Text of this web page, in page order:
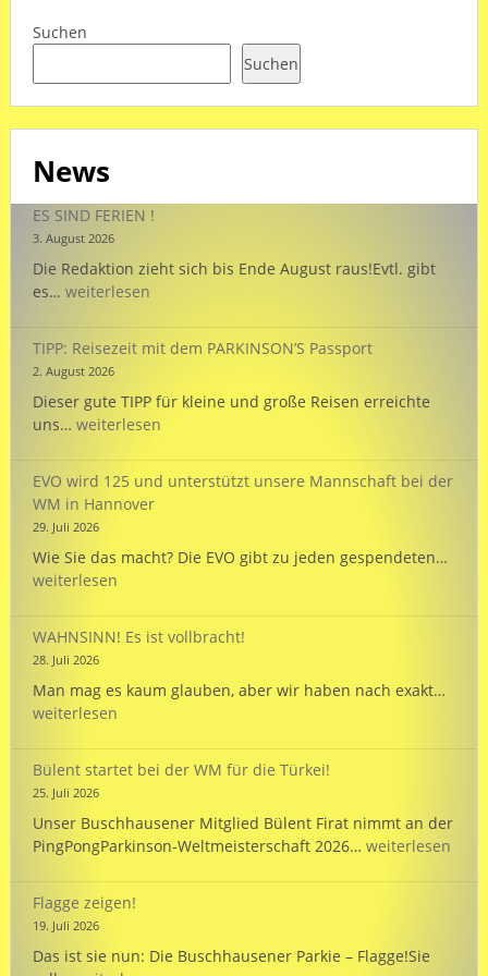
Suchen
Suchen
News
ES SIND FERIEN !
3. August 2026
Die Redaktion zieht sich bis Ende August raus!Evtl. gibt
es… ES
!
weiterlesen
TIPP: Reisezeit mit dem PARKINSON’S Passport
2. August 2026
Dieser gute TIPP für kleine und große Reisen erreichte
uns… TIPP:
dem
PARKINSON’S
Passport
weiterlesen
EVO wird 125 und unterstützt unsere Mannschaft bei der
WM in Hannover
29. Juli 2026
Wie Sie das macht? Die EVO gibt zu jeden gespendeten…
weiterlesen
WAHNSINN! Es ist vollbracht!
28. Juli 2026
Man mag es kaum glauben, aber wir haben nach exakt…
weiterlesen
Bülent startet bei der WM für die Türkei!
25. Juli 2026
Unser Buschhausener Mitglied Bülent Firat nimmt an der
PingPongParkinson-Weltmeisterschaft 2026… Bülent
für
weiterlesen
Flagge zeigen!
19. Juli 2026
Das ist sie nun: Die Buschhausener Parkie – Flagge!Sie